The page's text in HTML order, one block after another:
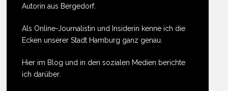
Autorin aus Bergedorf.
Als Online-Journalistin und Insiderin kenne ich die
Ecken unserer Stadt Hamburg ganz genau.
Hier im Blog und in den sozialen Medien berichte
ich darüber.